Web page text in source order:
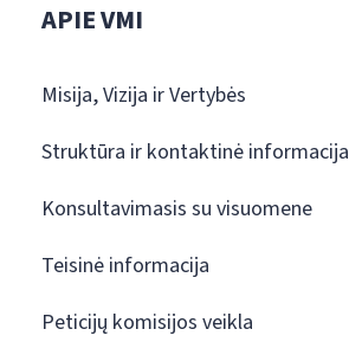
APIE VMI
Misija, Vizija ir Vertybės
Struktūra ir kontaktinė informacija
Konsultavimasis su visuomene
Teisinė informacija
Peticijų komisijos veikla